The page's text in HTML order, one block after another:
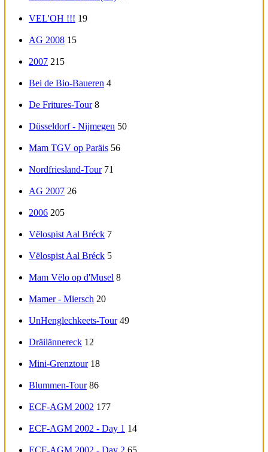
VEL'OH !!! 19
AG 2008 15
2007 215
Bei de Bio-Baueren 4
De Fritures-Tour 8
Düsseldorf - Nijmegen 50
Mam TGV op Paräis 56
Nordfriesland-Tour 71
AG 2007 26
2006 205
Vëlospist Aal Bréck 7
Vëlospist Aal Bréck 5
Mam Vëlo op d'Musel 8
Mamer - Miersch 20
UnHenglechkeets-Tour 49
Dräilännereck 12
Mini-Grenztour 18
Blummen-Tour 86
ECF-AGM 2002 177
ECF-AGM 2002 - Day 1 14